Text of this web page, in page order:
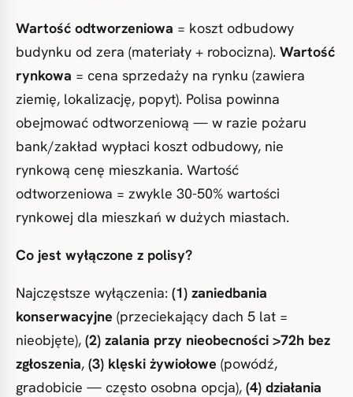
Wartość odtworzeniowa = koszt odbudowy
budynku od zera (materiały + robocizna). Wartość
rynkowa = cena sprzedaży na rynku (zawiera
ziemię, lokalizację, popyt). Polisa powinna
obejmować odtworzeniową — w razie pożaru
bank/zakład wypłaci koszt odbudowy, nie
rynkową cenę mieszkania. Wartość
odtworzeniowa = zwykle 30-50% wartości
rynkowej dla mieszkań w dużych miastach.
Co jest wyłączone z polisy?
Najczęstsze wyłączenia: (1) zaniedbania
konserwacyjne (przeciekający dach 5 lat =
nieobjęte), (2) zalania przy nieobecności >72h bez
zgłoszenia, (3) klęski żywiołowe (powódź,
gradobicie — często osobna opcja), (4) działania